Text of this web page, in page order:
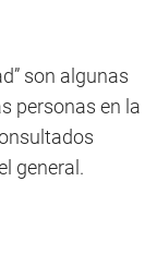
son algunas
personas en la
general.